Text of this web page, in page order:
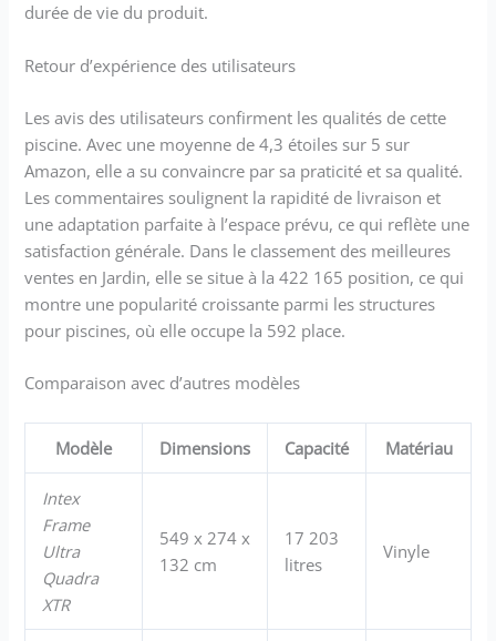
durée de vie du produit.
Retour d’expérience des utilisateurs
Les avis des utilisateurs confirment les qualités de cette
piscine. Avec une moyenne de 4,3 étoiles sur 5 sur
Amazon, elle a su convaincre par sa praticité et sa qualité.
Les commentaires soulignent la rapidité de livraison et
une adaptation parfaite à l’espace prévu, ce qui reflète une
satisfaction générale. Dans le classement des meilleures
ventes en Jardin, elle se situe à la 422 165 position, ce qui
montre une popularité croissante parmi les structures
pour piscines, où elle occupe la 592 place.
Comparaison avec d’autres modèles
Modèle Dimensions Capacité Matériau
Intex
Frame
Ultra
Quadra
XTR
549 x 274 x
132 cm
17 203
litres
Vinyle